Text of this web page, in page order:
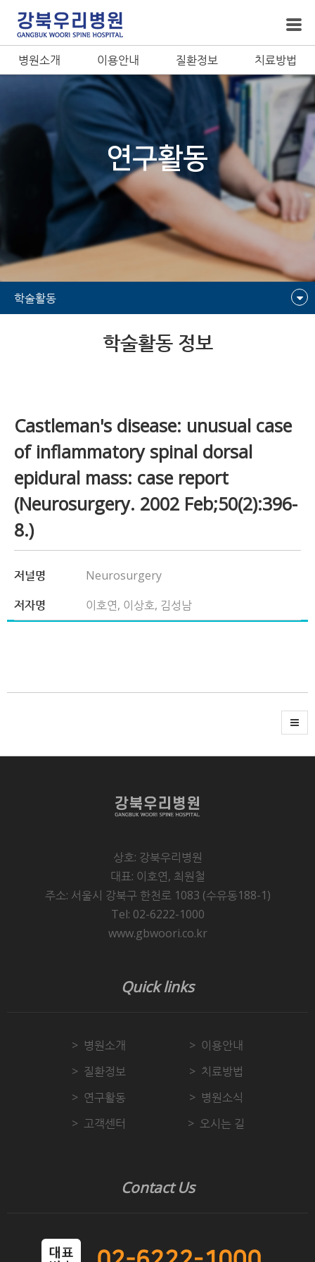
병원소개 이용안내 질환정보 치료방법
연구활동
학술활동
학술활동 정보
Castleman's disease: unusual case
of inflammatory spinal dorsal
epidural mass: case report
(Neurosurgery. 2002 Feb;50(2):396-
8.)
저널명
Neurosurgery
저자명
이호연, 이상호, 김성남
상호: 강북우리병원
대표: 이호연, 최원철
주소: 서울시 강북구 한천로 1083 (수유동188-1)
Tel: 02-6222-1000
www.gbwoori.co.kr
Quick links
병원소개
이용안내
질환정보
치료방법
연구활동
병원소식
고객센터
오시는 길
Contact Us